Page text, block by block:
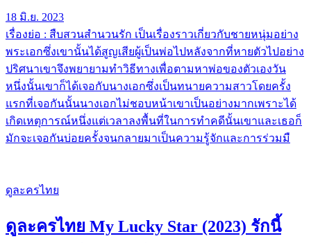
18 มิ.ย. 2023
เรื่องย่อ : สืบสวนสำนวนรัก เป็นเรื่องราวเกี่ยวกับชายหนุ่มอย่าง
พระเอกซึ่งเขานั้นได้สูญเสียผู้เป็นพ่อไปหลังจากที่หายตัวไปอย่าง
ปริศนาเขาจึงพยายามทำวิธีทางเพื่อตามหาพ่อของตัวเองวัน
หนึ่งนั้นเขาก็ได้เจอกับนางเอกซึ่งเป็นทนายความสาวโดยครั้ง
แรกที่เจอกันนั้นนางเอกไม่ชอบหน้าเขาเป็นอย่างมากเพราะได้
เกิดเหตุการณ์หนึ่งแต่เวลาลงพื้นที่ในการทำคดีนั้นเขาและเธอก็
มักจะเจอกันบ่อยครั้งจนกลายมาเป็นความรู้จักและการร่วมมื
ดูละครไทย
ดูละครไทย My Lucky Star (2023) รักนี้